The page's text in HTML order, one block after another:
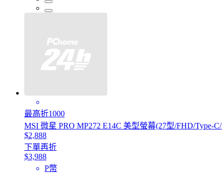
最高折1000
MSI 微星 PRO MP272 E14C 美型螢幕(27型/FHD/Type-C/
$2,888
下單再折
$3,988
P幣